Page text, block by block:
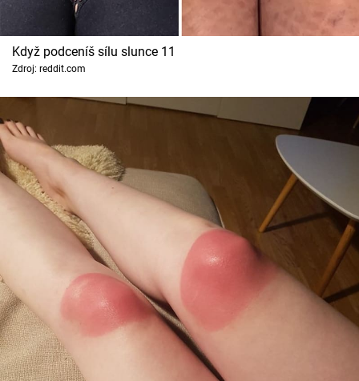
Když podceníš sílu slunce 11
Zdroj: reddit.com